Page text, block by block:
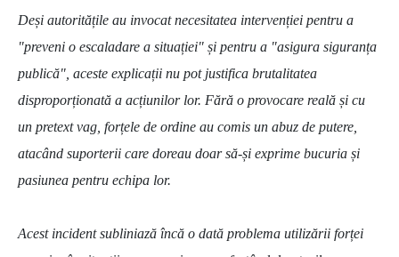
Deși autoritățile au invocat necesitatea intervenției pentru a
"preveni o escaladare a situației" și pentru a "asigura siguranța
publică", aceste explicații nu pot justifica brutalitatea
disproporționată a acțiunilor lor. Fără o provocare reală și cu
un pretext vag, forțele de ordine au comis un abuz de putere,
atacând suporterii care doreau doar să-și exprime bucuria și
pasiunea pentru echipa lor.
Acest incident subliniază încă o dată problema utilizării forței